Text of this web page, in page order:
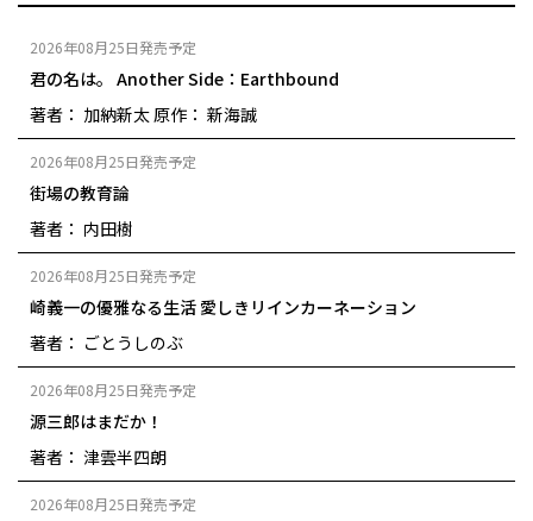
2026年08月25日発売予定
君の名は。 Another Side：Earthbound
著者： 加納新太 原作： 新海誠
2026年08月25日発売予定
街場の教育論
著者： 内田樹
2026年08月25日発売予定
崎義一の優雅なる生活 愛しきリインカーネーション
著者： ごとうしのぶ
2026年08月25日発売予定
源三郎はまだか！
著者： 津雲半四朗
2026年08月25日発売予定